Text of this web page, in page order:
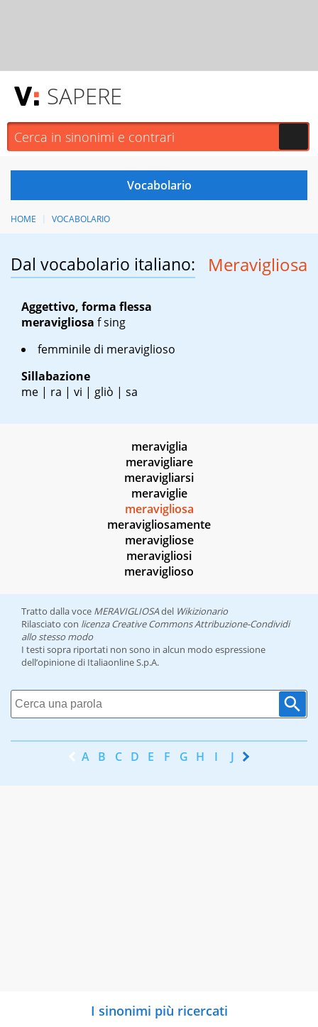
SAPERE
HOME VOCABOLARIO
Dal vocabolario italiano: Meravigliosa
Aggettivo, forma flessa
meravigliosa f sing
femminile di meraviglioso
Sillabazione
me | ra | vi | gliò | sa
meraviglia
meravigliare
meravigliarsi
meraviglie
meravigliosa
meravigliosamente
meravigliose
meravigliosi
meraviglioso
Tratto dalla voce MERAVIGLIOSAdel Wikizionario
Rilasciato con licenza Creative Commons Attribuzione-Condividi
allo stesso modo
I testi sopra riportati non sono in alcun modo espressione
dell’opinione di Italiaonline S.p.A.
A B C D E F G H I J K
I sinonimi più ricercati